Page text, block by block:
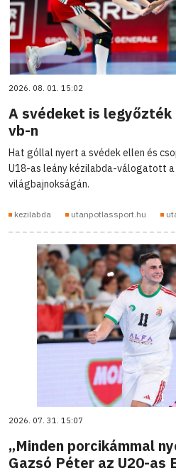
2026. 08. 01. 15:02
A svédeket is legyőzték
vb-n
Hat góllal nyert a svédek ellen és
U18-as leány kézilabda-válogatott
világbajnokságán.
kezilabda utanpotlassport.hu
2026. 07. 31. 15:07
„Minden porcikámmal
Gazsó Péter az U20-as